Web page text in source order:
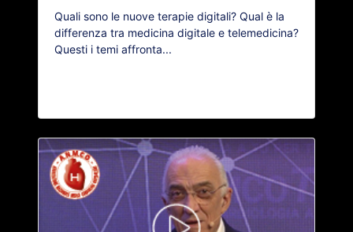
Quali sono le nuove terapie digitali? Qual è la
differenza tra medicina digitale e telemedicina?
Questi i temi affronta...